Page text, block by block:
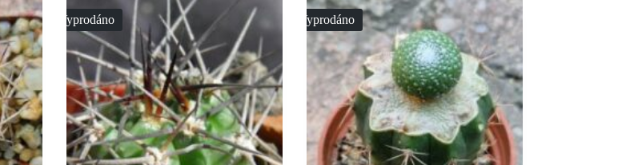
Vyprodáno Vyprodáno